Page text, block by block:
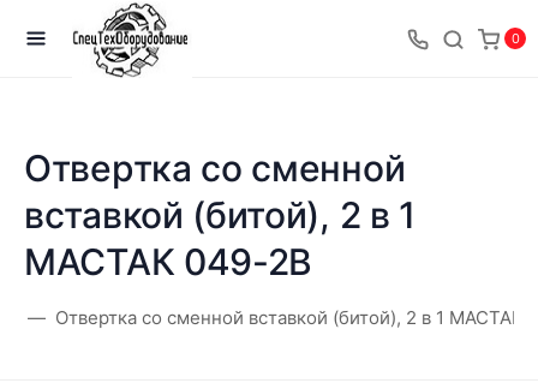
0
Отвертка со сменной
вставкой (битой), 2 в 1
МАСТАК 049-2B
Отвертка со сменной вставкой (битой), 2 в 1 МАСТАК